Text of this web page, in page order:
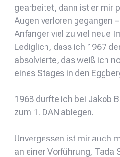
gearbeitet, dann ist er mir
Augen verloren gegangen
Anfänger viel zu viel neue
Lediglich, dass ich 1967
absolvierte, das weiß ich
eines Stages in den
1968 durfte ich bei Jakob
zum 1. DAN ablegen.
Unvergessen ist mir auch
an einer Vorführung, Tada